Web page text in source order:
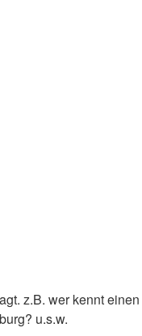
z.B. wer kennt einen
u.s.w.